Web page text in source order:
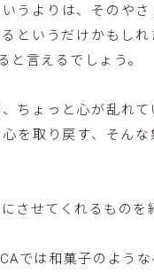
うよりは、そのや
というだけかもし
と言えるでしょう。
ちょっと心が乱れ
を取り戻す、そん
させてくれるものを
では和菓子のよう